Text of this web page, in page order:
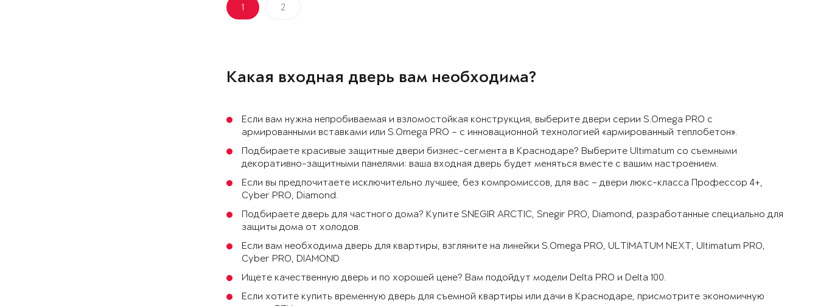
1 2
Какая входная дверь вам необходима?
Если вам нужна непробиваемая и взломостойкая конструкция, выберите двери серии S.Omega PRO с
армированными вставками или S.Omega PRO – с инновационной технологией «армированный теплобетон».
Подбираете красивые защитные двери бизнес-сегмента в Краснодаре? Выберите Ultimatum со съемными
декоративно-защитными панелями: ваша входная дверь будет меняться вместе с вашим настроением.
Если вы предпочитаете исключительно лучшее, без компромиссов, для вас – двери люкс-класса Профессор 4+,
Cyber PRO, Diamond.
Подбираете дверь для частного дома? Купите SNEGIR ARCTIC, Snegir PRO, Diamond, разработанные специально для
защиты дома от холодов.
Если вам необходима дверь для квартиры, взгляните на линейки S.Omega PRO, ULTIMATUM NEXT, Ultimatum PRO,
Cyber PRO, DIAMOND
Ищете качественную дверь и по хорошей цене? Вам подойдут модели Delta PRO и Delta 100.
Если хотите купить временную дверь для съемной квартиры или дачи в Краснодаре, присмотрите экономичную